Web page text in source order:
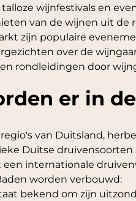
wijnfestivals en
van de wijnen uit de
zijn populaire
over de
rondleidingen door
er in
van Duitsland,
Duitse druivensoorten
internationale
worden verbouwd:
bekend om zijn